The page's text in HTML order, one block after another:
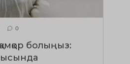
0
болыңыз: